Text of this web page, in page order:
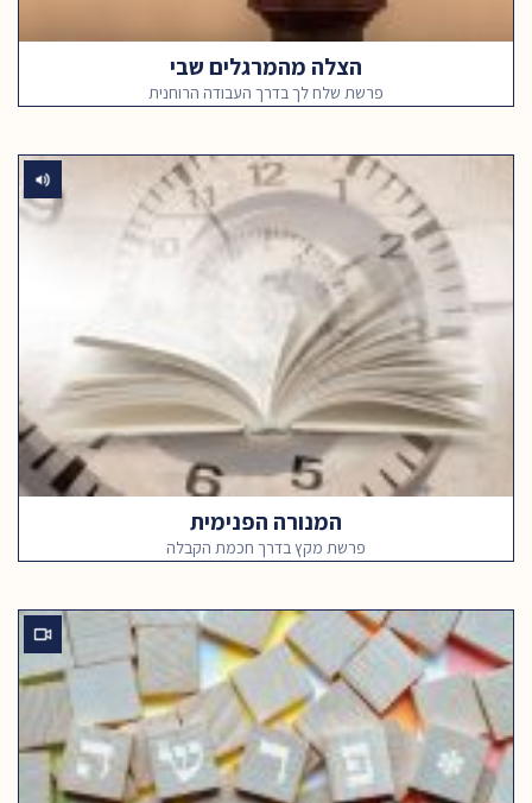
הצלה מהמרגלים שבי
פרשת שלח לך בדרך העבודה הרוחנית
המנורה הפנימית
פרשת מקץ בדרך חכמת הקבלה